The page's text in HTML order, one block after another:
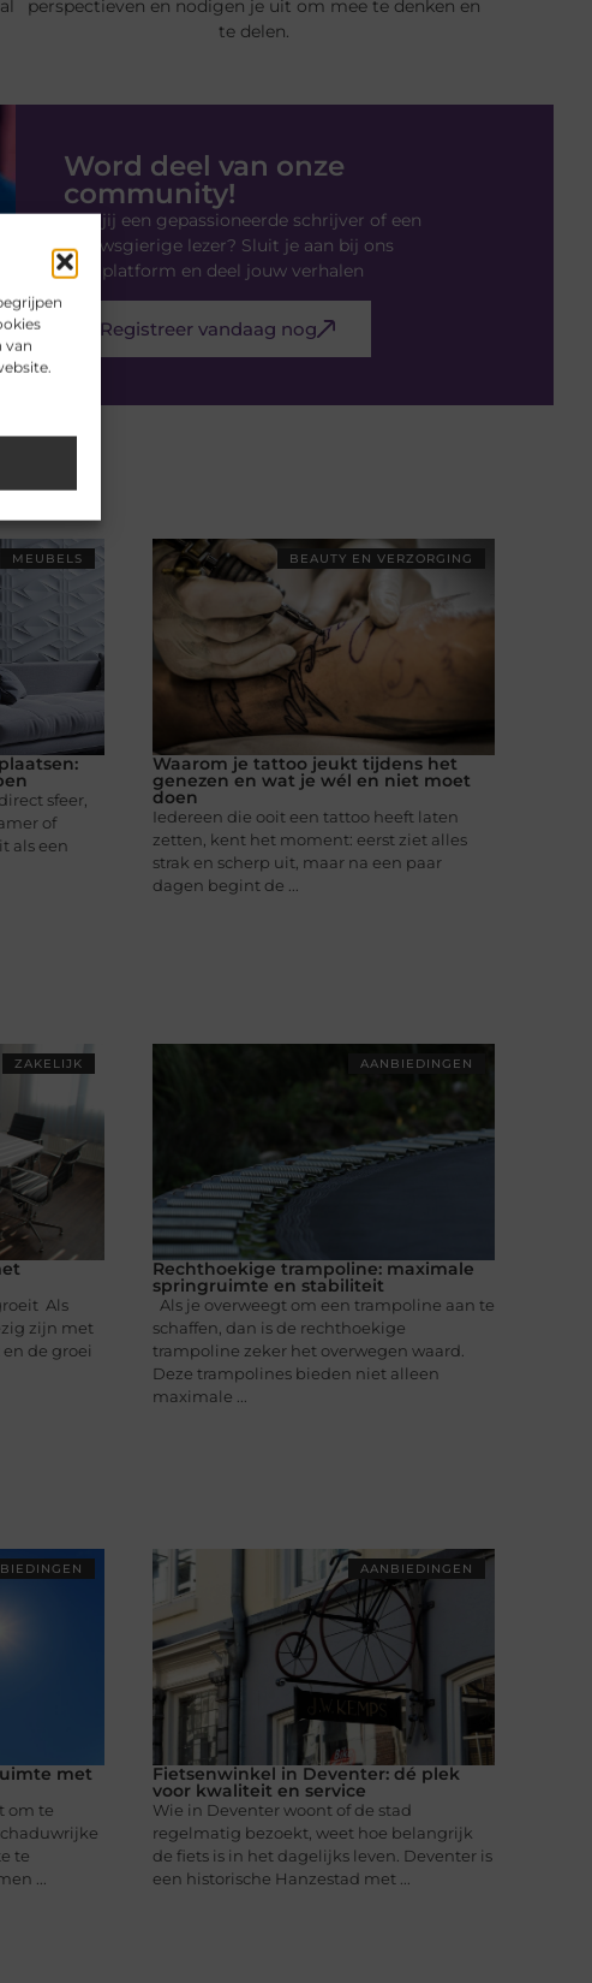
van
perspectieven en nodigen je uit om mee te denken en
te delen.
Word deel van onze
community!
Ben jij een gepassioneerde schrijver of een
nieuwsgierige lezer? Sluit je aan bij ons
blogplatform en deel jouw verhalen
Registreer vandaag nog
MEUBELS
sfeer,
of
als een
BEAUTY EN VERZORGING
Waarom je tattoo jeukt tijdens het
genezen en wat je wél en niet moet
doen
Iedereen die ooit een tattoo heeft laten
zetten, kent het moment: eerst ziet alles
strak en scherp uit, maar na een paar
dagen begint de ...
ZAKELIJK
Als
zijn met
de groei
AANBIEDINGEN
Rechthoekige trampoline: maximale
springruimte en stabiliteit
Als je overweegt om een trampoline aan te
schaffen, dan is de rechthoekige
trampoline zeker het overwegen waard.
Deze trampolines bieden niet alleen
maximale ...
met
om te
te
...
AANBIEDINGEN
Fietsenwinkel in Deventer: dé plek
voor kwaliteit en service
Wie in Deventer woont of de stad
regelmatig bezoekt, weet hoe belangrijk
de fiets is in het dagelijks leven. Deventer is
een historische Hanzestad met ...